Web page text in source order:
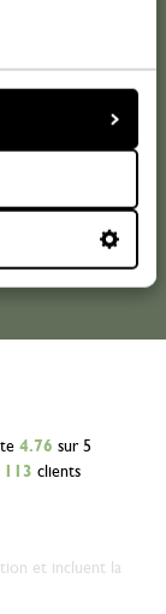
d’aide,
posées.
4.76 sur 5
113 clients
et incluent la